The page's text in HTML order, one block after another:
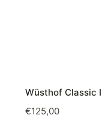
Wüsthof Classic
€125,00